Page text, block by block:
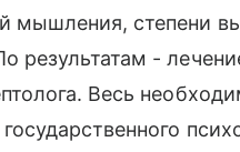
мышления, степени
-
Весь